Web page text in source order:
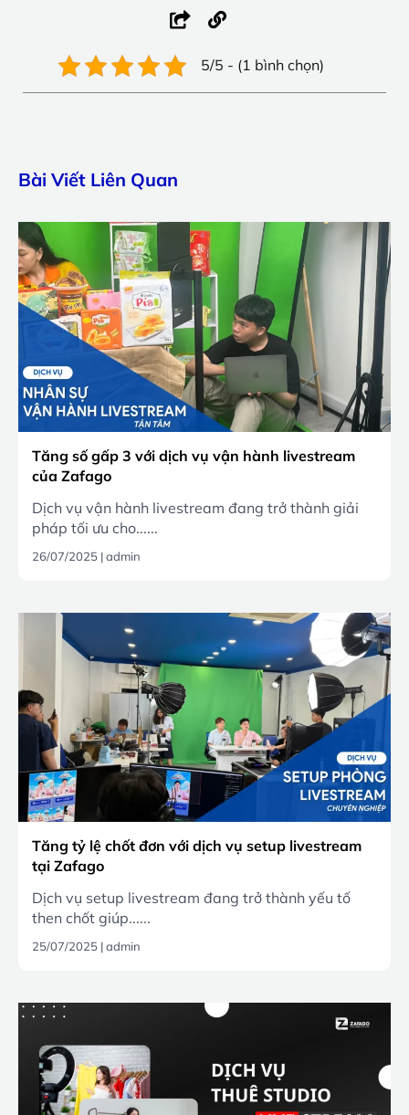
5/5 - (1 bình chọn)
Bài Viết Liên Quan
Tăng số gấp 3 với dịch vụ vận hành livestream
của Zafago
Dịch vụ vận hành livestream đang trở thành giải
pháp tối ưu cho......
26/07/2025 |admin
Tăng tỷ lệ chốt đơn với dịch vụ setup livestream
tại Zafago
Dịch vụ setup livestream đang trở thành yếu tố
then chốt giúp......
25/07/2025 |admin